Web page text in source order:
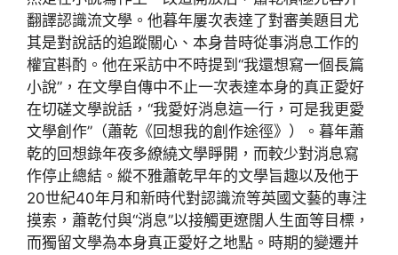
翻譯認識流文學。他暮年屢次表達了對審美題目尤
其是對說話的追蹤關心、本身昔時從事消息工作的
權宜斟酌。他在采訪中不時提到“我還想寫一個長篇
小說”，在文學自傳中不止一次表達本身的真正愛好
在切磋文學說話，“我愛好消息這一行，可是我更愛
文學創作”（蕭乾《回想我的創作途徑》）。暮年蕭
乾的回想錄年夜多繚繞文學睜開，而較少對消息寫
作停止總結。縱不雅蕭乾早年的文學旨趣以及他于
20世紀40年月和新時代對認識流等英國文藝的專注
摸索，蕭乾付與“消息”以接觸更遼闊人生面等目標，
而獨留文學為本身真正愛好之地點。時期的變遷并